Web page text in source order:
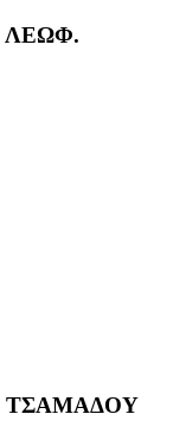
ΛΕΩΦ.
ΤΣΑΜΑΔΟΥ